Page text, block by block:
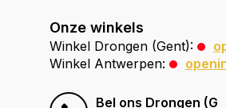
Onze winkels
Winkel Drongen (Gent):
Winkel Antwerpen:
Bel ons Drongen